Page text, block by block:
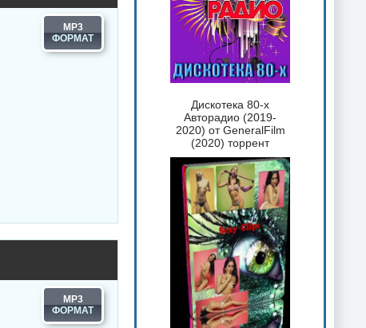
MP3
MP3
Дискотека 80-х
Авторадио (2019-
2020) от GeneralFilm
(2020) торрент